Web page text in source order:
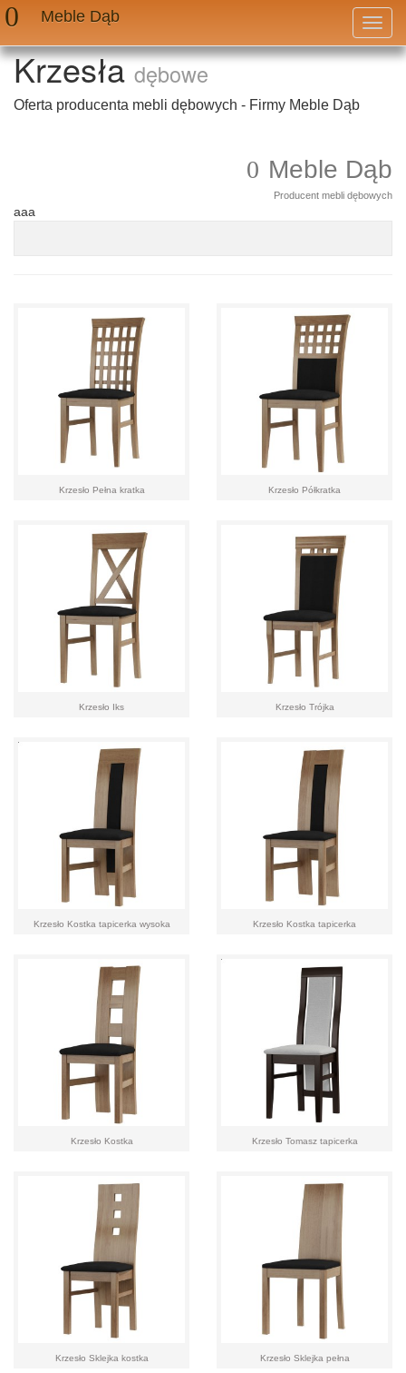
Meble Dąb
Krzesładębowe
Oferta producenta mebli dębowych - Firmy Meble Dąb
Meble Dąb
Producent mebli dębowych
aaa
Krzesło Pełna kratka Krzesło Półkratka
Krzesło Iks Krzesło Trójka
Krzesło Kostka tapicerka wysoka Krzesło Kostka tapicerka
Krzesło Kostka Krzesło Tomasz tapicerka
Krzesło Sklejka kostka Krzesło Sklejka pełna